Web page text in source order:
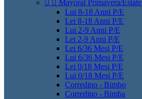
  Mayoral Primavera/Estate
Lui 8-18 Anni P/E
Lei 8-18 Anni P/E
Lui 2-9 Anni P/E
Lei 2-9 Anni P/E
Lei 6/36 Mesi P/E
Lui 6/36 Mesi P/E
Lei 0/18 Mesi P/E
Lui 0/18 Mesi P/E
Corredino - Bimbo
Corredino - Bimba